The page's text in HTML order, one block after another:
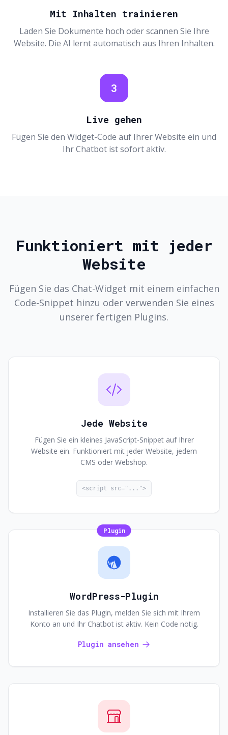
Mit Inhalten trainieren
Laden Sie Dokumente hoch oder scannen Sie Ihre
Website. Die AI lernt automatisch aus Ihren Inhalten.
3
Live gehen
Fügen Sie den Widget-Code auf Ihrer Website ein und
Ihr Chatbot ist sofort aktiv.
Funktioniert mit jeder
Website
Fügen Sie das Chat-Widget mit einem einfachen
Code-Snippet hinzu oder verwenden Sie eines
unserer fertigen Plugins.
Jede Website
Fügen Sie ein kleines JavaScript-Snippet auf Ihrer
Website ein. Funktioniert mit jeder Website, jedem
CMS oder Webshop.
<script src="...">
Plugin
WordPress-Plugin
Installieren Sie das Plugin, melden Sie sich mit Ihrem
Konto an und Ihr Chatbot ist aktiv. Kein Code nötig.
Plugin ansehen